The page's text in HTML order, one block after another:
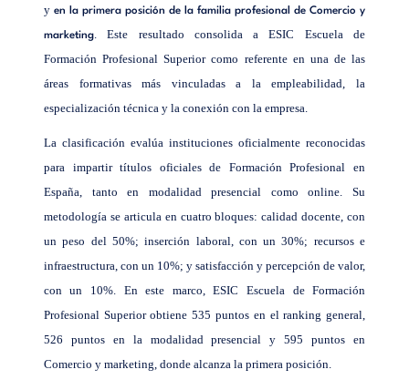
y en la primera posición de la familia profesional de Comercio y
marketing. Este resultado consolida a ESIC Escuela de
Formación Profesional Superior como referente en una de las
áreas formativas más vinculadas a la empleabilidad, la
especialización técnica y la conexión con la empresa.
La clasificación evalúa instituciones oficialmente reconocidas
para impartir títulos oficiales de Formación Profesional en
España, tanto en modalidad presencial como online. Su
metodología se articula en cuatro bloques: calidad docente, con
un peso del 50%; inserción laboral, con un 30%; recursos e
infraestructura, con un 10%; y satisfacción y percepción de valor,
con un 10%. En este marco, ESIC Escuela de Formación
Profesional Superior obtiene 535 puntos en el ranking general,
526 puntos en la modalidad presencial y 595 puntos en
Comercio y marketing, donde alcanza la primera posición.